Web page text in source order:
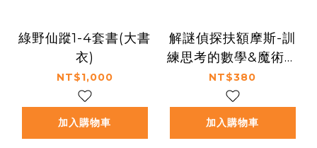
綠野仙蹤1-4套書(大書
衣)
NT$1,000
加入購物車
解謎偵探扶額摩斯-訓
練思考的數學&魔術大
對決
NT$380
加入購物車